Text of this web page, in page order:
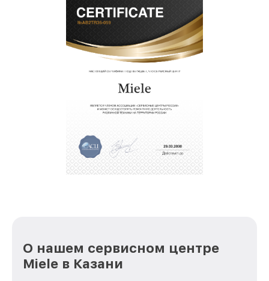
О нашем сервисном центре
Miele в Казани